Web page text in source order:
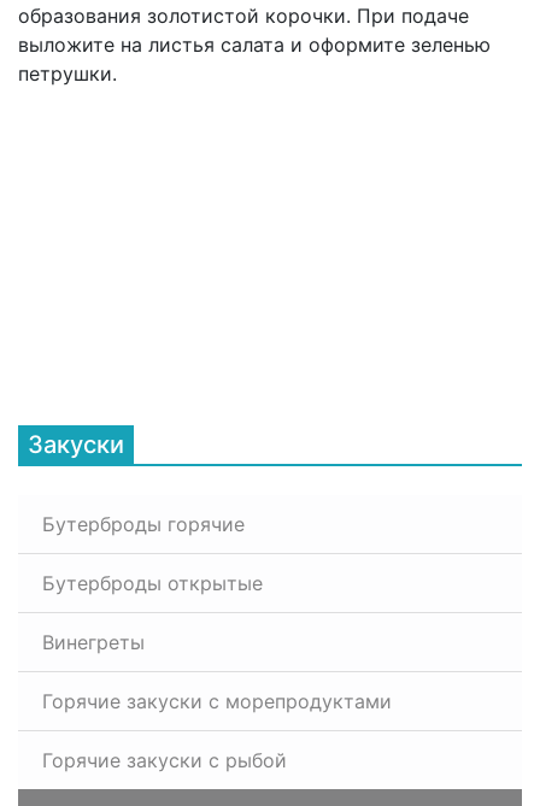
образования золотистой корочки. При подаче
выложите на листья салата и оформите зеленью
петрушки.
Закуски
Бутерброды горячие
Бутерброды открытые
Винегреты
Горячие закуски с морепродуктами
Горячие закуски с рыбой